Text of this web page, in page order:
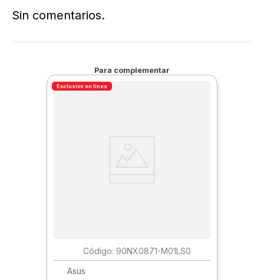
Sin comentarios.
Para complementar
Exclusivo en línea
: 90NX0871-M01LS0
Asus